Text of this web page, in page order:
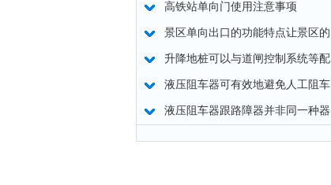
高铁站单向门使用注意事项
景区单向出口的功能特点让景区的
行人出入口管理更加便捷
升降地桩可以与道闸控制系统等配
套使用或者单独使用
液压阻车器可有效地避免人工阻车
易带来的偏差
液压阻车器跟路障器并非同一种器